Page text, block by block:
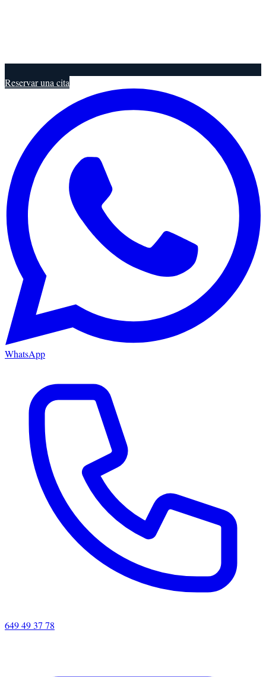
Reservar una cita
WhatsApp
649 49 37 78